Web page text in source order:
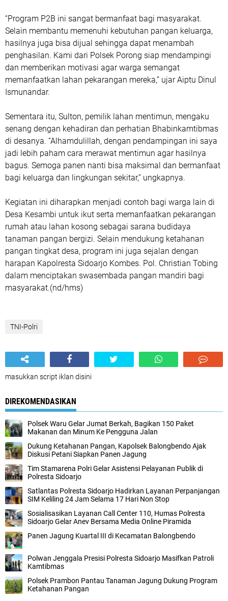
“Program P2B ini sangat bermanfaat bagi masyarakat.
Selain membantu memenuhi kebutuhan pangan keluarga,
hasilnya juga bisa dijual sehingga dapat menambah
penghasilan. Kami dari Polsek Porong siap mendampingi
dan memberikan motivasi agar warga semangat
memanfaatkan lahan pekarangan mereka,” ujar Aiptu Dinul
Ismunandar.
Sementara itu, Sulton, pemilik lahan mentimun, mengaku
senang dengan kehadiran dan perhatian Bhabinkamtibmas
di desanya. “Alhamdulillah, dengan pendampingan ini saya
jadi lebih paham cara merawat mentimun agar hasilnya
bagus. Semoga panen nanti bisa maksimal dan bermanfaat
bagi keluarga dan lingkungan sekitar,” ungkapnya.
Kegiatan ini diharapkan menjadi contoh bagi warga lain di
Desa Kesambi untuk ikut serta memanfaatkan pekarangan
rumah atau lahan kosong sebagai sarana budidaya
tanaman pangan bergizi. Selain mendukung ketahanan
pangan tingkat desa, program ini juga sejalan dengan
harapan Kapolresta Sidoarjo Kombes. Pol. Christian Tobing
dalam menciptakan swasembada pangan mandiri bagi
masyarakat.(nd/hms)
TNI-Polri
masukkan script iklan disini
DIREKOMENDASIKAN
Polsek Waru Gelar Jumat Berkah, Bagikan 150 Paket
Makanan dan Minum Ke Pengguna Jalan
Dukung Ketahanan Pangan, Kapolsek Balongbendo Ajak
Diskusi Petani Siapkan Panen Jagung
Tim Stamarena Polri Gelar Asistensi Pelayanan Publik di
Polresta Sidoarjo
Satlantas Polresta Sidoarjo Hadirkan Layanan Perpanjangan
SIM Keliling 24 Jam Selama 17 Hari Non Stop
Sosialisasikan Layanan Call Center 110, Humas Polresta
Sidoarjo Gelar Anev Bersama Media Online Piramida
Panen Jagung Kuartal III di Kecamatan Balongbendo
Polwan Jenggala Presisi Polresta Sidoarjo Masifkan Patroli
Kamtibmas
Polsek Prambon Pantau Tanaman Jagung Dukung Program
Ketahanan Pangan